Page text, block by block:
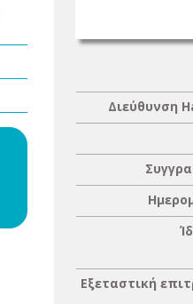
Διεύθυνση
Εξεταστική